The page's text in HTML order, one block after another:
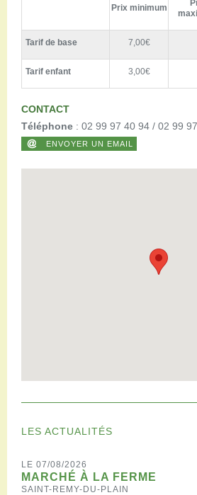
Prix minimum
Tarif de base 7,00€
Tarif enfant 3,00€
CONTACT
Téléphone : 02 99 97 40 94 / 02 99
ENVOYER UN EMAIL
LES ACTUALITÉS
LE 07/08/2026
MARCHÉ À LA FERME
SAINT-REMY-DU-PLAIN